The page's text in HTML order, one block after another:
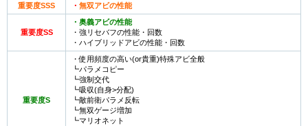
重要度SSS ・ 無双アビの性能
重要度SS
・奥義アビの性能
・強リセバフの性能・回数
・ハイブリッドアビの性能・回数
重要度S
・使用頻度の高い(or貴重)特殊アビ全般
┗パラメコピー
┗強制交代
┗吸収(自身>分配)
┗敵前衛パラメ反転
┗無双ゲージ増加
┗マリオネット